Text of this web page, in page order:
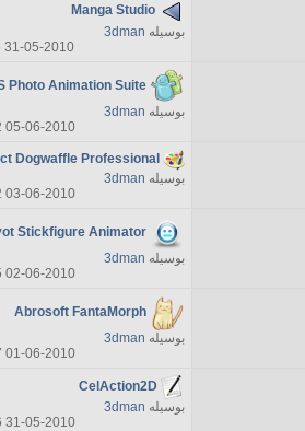
Manga Studio
بوسیله 3dman
31-05-2010
Photo Animation Suite
بوسیله 3dman
05-06-2010
Dogwaffle Professional
بوسیله 3dman
03-06-2010
Stickfigure Animator
بوسیله 3dman
02-06-2010
Abrosoft FantaMorph
بوسیله 3dman
01-06-2010
CelAction2D
بوسیله 3dman
31-05-2010